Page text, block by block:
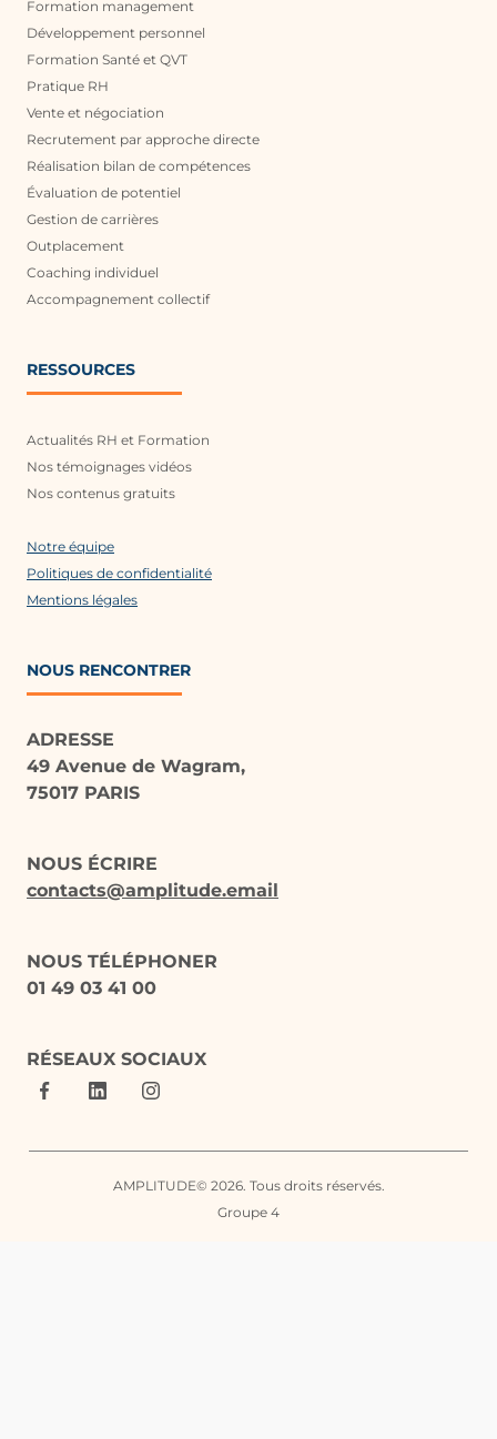
Formation management
Développement personnel
Formation Santé et QVT
Pratique RH
Vente et négociation
Recrutement par approche directe
Réalisation bilan de compétences
Évaluation de potentiel
Gestion de carrières
Outplacement
Coaching individuel
Accompagnement collectif
RESSOURCES
Actualités RH et Formation
Nos témoignages vidéos
Nos contenus gratuits
Notre équipe
Politiques de confidentialité
Mentions légales
NOUS RENCONTRER
ADRESSE
49 Avenue de Wagram,
75017 PARIS
NOUS ÉCRIRE
contacts@amplitude.email
NOUS TÉLÉPHONER
01 49 03 41 00
RÉSEAUX SOCIAUX
AMPLITUDE© 2026. Tous droits réservés.
Groupe 4